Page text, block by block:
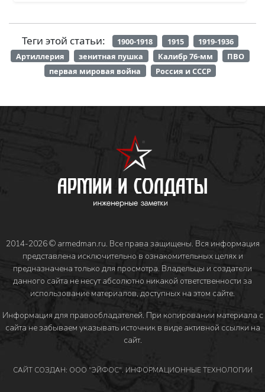
Теги этой статьи: 1900-1918 1915
1919-1936
Артиллерия
зенитная пушка Калибр 76-мм
ПВО
первая мировая война
Россия и СССР
2014-2026 © armedman.ru. Все права защищены. Вся информация
представлена исключительно в ознакомительных целях и
предназначена только для просмотра. Владельцы и создатели
данного сайта не несут абсолютно никакой ответственности за
использование материалов, доступных на этом сайте.
Информация для правообладателей. При копировании материала с
сайта не забываем указывать источник в виде активной ссылки на
сайт.
САЙТ СОЗДАН: ООО "ЭЙФОС". ИНФОРМАЦИОННЫЕ ТЕХНОЛОГИИ